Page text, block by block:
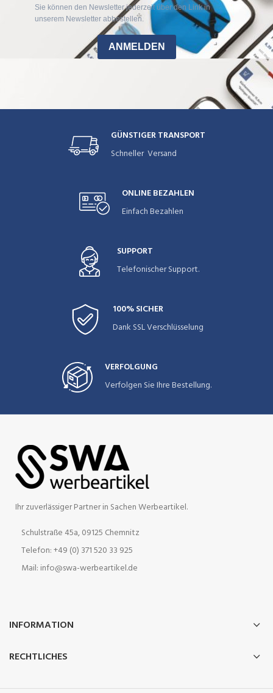
Sie können den Newsletter jederzeit über den Link in
unserem Newsletter abbestellen.
ANMELDEN
GÜNSTIGER TRANSPORT
Schneller Versand
ONLINE BEZAHLEN
Einfach Bezahlen
SUPPORT
Telefonischer Support.
100% SICHER
Dank SSL Verschlüsselung
VERFOLGUNG
Verfolgen Sie Ihre Bestellung.
Ihr zuverlässiger Partner in Sachen Werbeartikel.
Schulstraße 45a, 09125 Chemnitz
Telefon: +49 (0) 371 520 33 925
Mail: info@swa-werbeartikel.de
INFORMATION
RECHTLICHES